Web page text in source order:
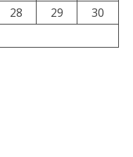
28 29
30